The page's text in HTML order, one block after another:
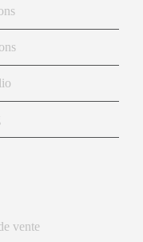
vente